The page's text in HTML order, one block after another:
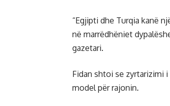
“Egjipti dhe Turqia kanë
në marrëdhëniet
gazetari.
Fidan shtoi se zyrtarizimi
model për rajonin.